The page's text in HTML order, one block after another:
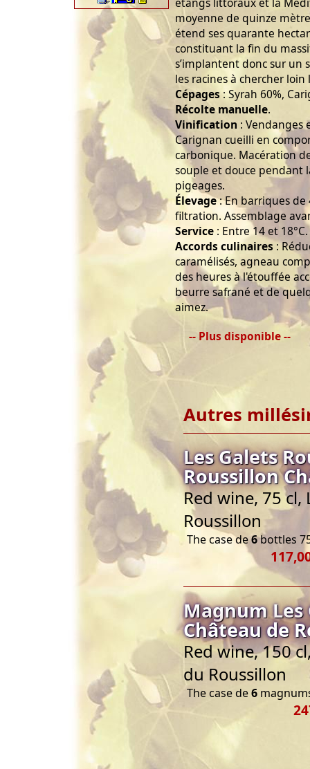
moyenne de quinze
étend ses quarante
constituant la fin du
s’implantent donc sur
les racines à chercher
Cépages : Syrah 60%,
Récolte manuelle.
Vinification : Vendanges
Carignan cueilli en
carbonique. Macération
souple et douce pendant
pigeages.
Élevage: En barriques de
filtration. Assemblage
Service : Entre 14 et 18°C.
Accords culinaires :
caramélisés, agneau
des heures à l'étouffée
beurre safrané et de
aimez.
-- Plus disponible --
Autres
Les Galets
Roussillon
Red wine, 75 cl,
Roussillon
The case de6bottles
Magnum Les
Château de
Red wine, 150
du Roussillon
The case de6